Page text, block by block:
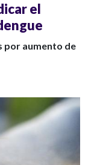
el
por aumento de